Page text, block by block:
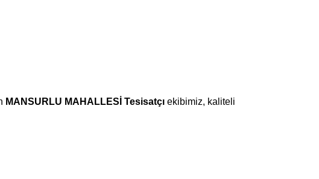
MANSURLU MAHALLESİ Tesisatçı ekibimiz, kaliteli